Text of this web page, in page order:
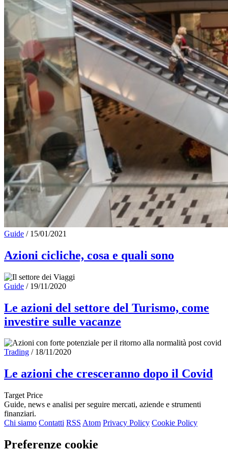
Guide / 15/01/2021
Azioni cicliche, cosa e quali sono
Guide / 19/11/2020
Le azioni del settore del Turismo, come
investire sulle vacanze
Trading / 18/11/2020
Le azioni che cresceranno dopo il Covid
Target Price
Guide, news e analisi per seguire mercati, aziende e strumenti
finanziari.
Chi siamo Contatti RSS Atom Privacy Policy Cookie Policy
Preferenze cookie